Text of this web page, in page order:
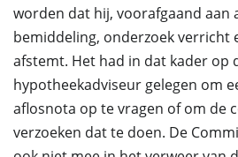
worden dat hij, voorafgaand aan
bemiddeling, onderzoek verricht
afstemt. Het had in dat kader op
hypotheekadviseur gelegen om
aflosnota op te vragen of om de
verzoeken dat te doen. De